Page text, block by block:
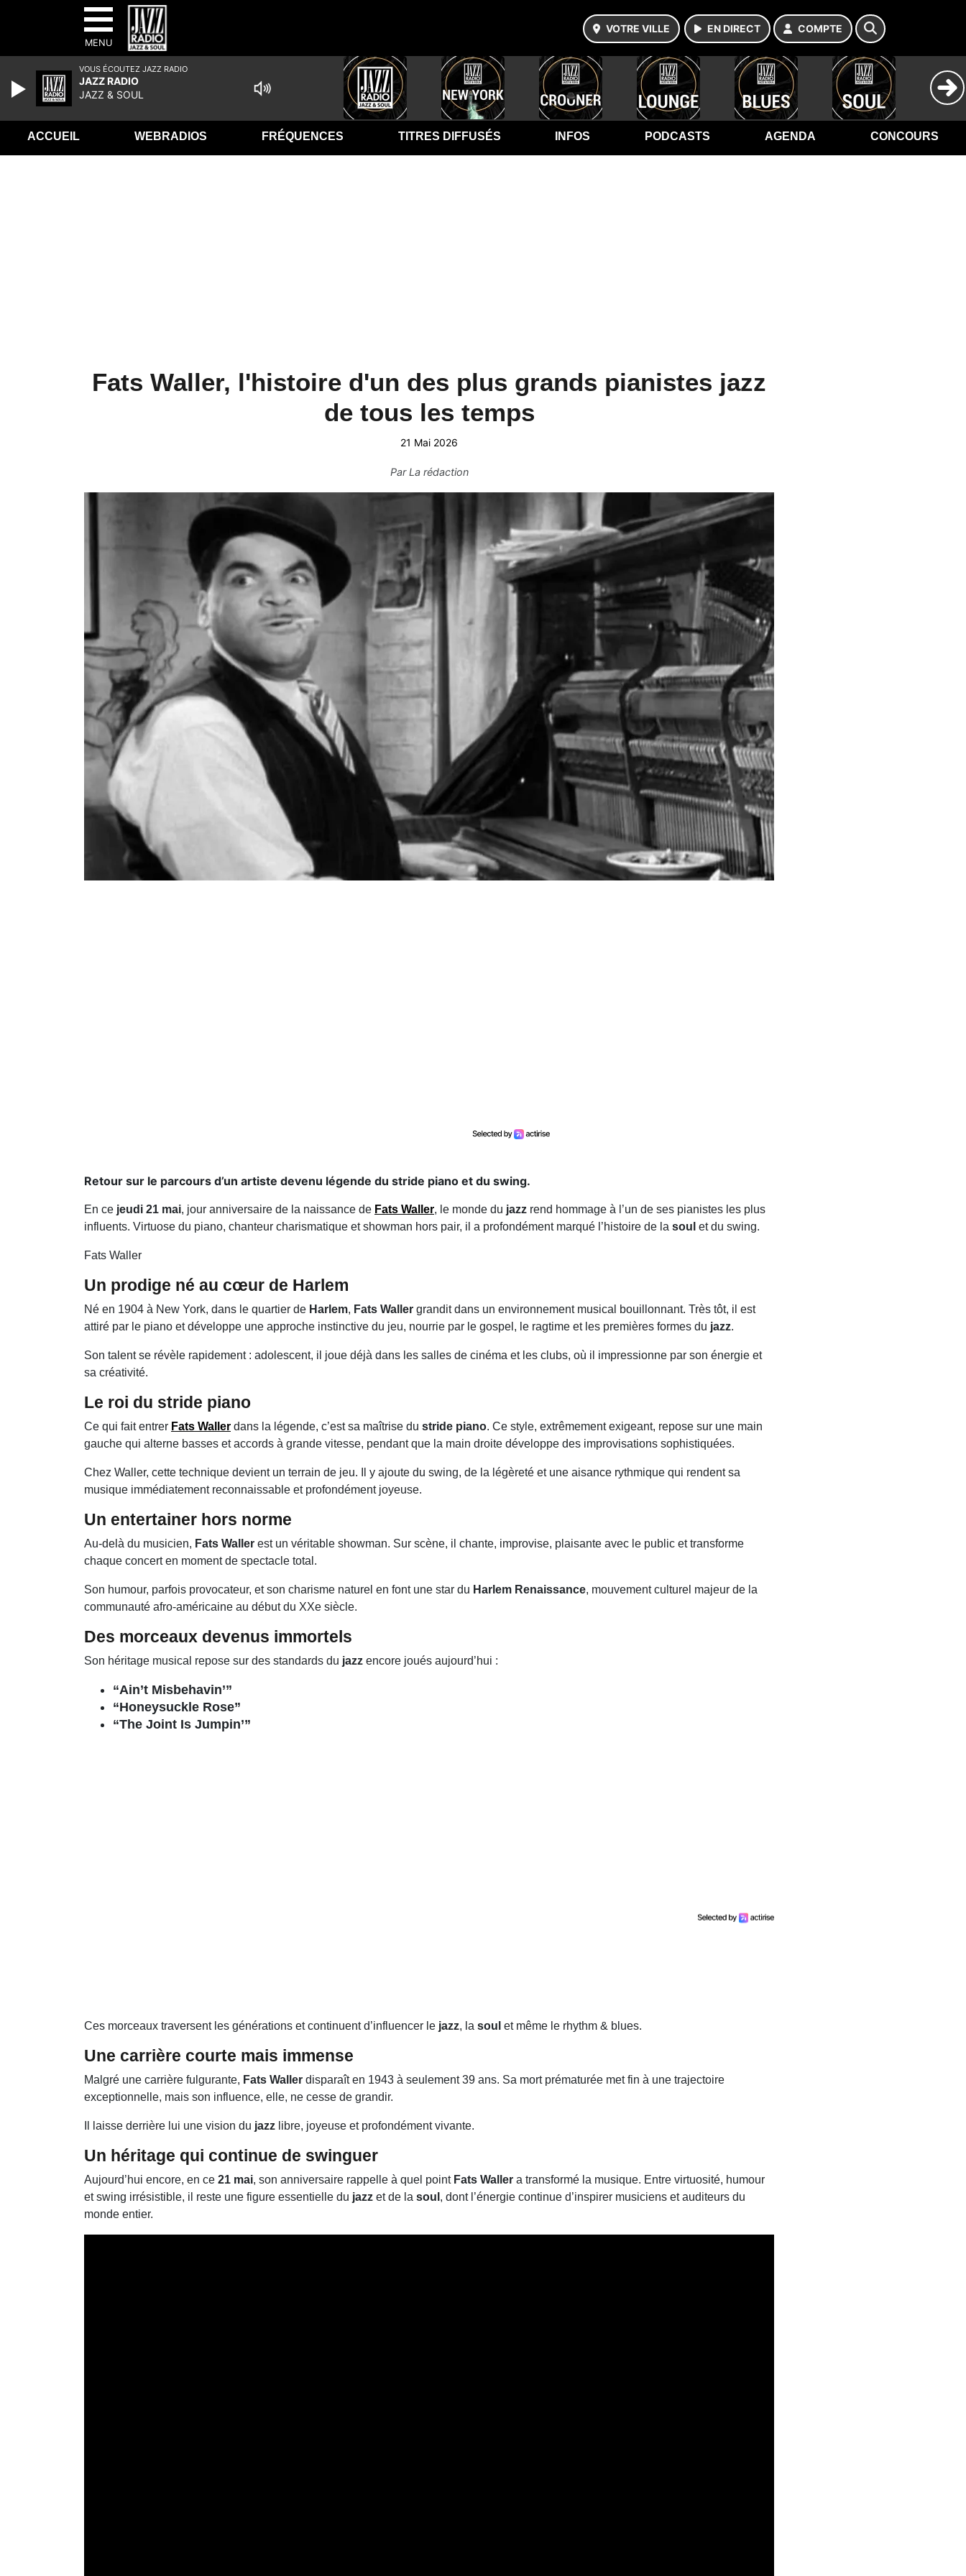
MENU
VOTRE VILLE EN DIRECT COMPTE
ACCUEIL WEBRADIOS FRÉQUENCES TITRES DIFFUSÉS INFOS PODCASTS AGENDA CONCOURS
Fats Waller, l'histoire d'un des plus grands pianistes jazz
de tous les temps
21 Mai 2026
ParLa rédaction
Retour sur le parcours d’un artiste devenu légende du stride piano et du swing.
En ce jeudi 21 mai, jour anniversaire de la naissance de Fats Waller, le monde du jazz rend hommage à l’un de ses pianistes les plus
influents. Virtuose du piano, chanteur charismatique et showman hors pair, il a profondément marqué l’histoire de la soul et du swing.
Fats Waller
Un prodige né au cœur de Harlem
Né en 1904 à New York, dans le quartier de Harlem, Fats Waller grandit dans un environnement musical bouillonnant. Très tôt, il est
attiré par le piano et développe une approche instinctive du jeu, nourrie par le gospel, le ragtime et les premières formes du jazz.
Son talent se révèle rapidement : adolescent, il joue déjà dans les salles de cinéma et les clubs, où il impressionne par son énergie et
sa créativité.
Le roi du stride piano
Ce qui fait entrer Fats Waller dans la légende, c’est sa maîtrise du stride piano. Ce style, extrêmement exigeant, repose sur une main
gauche qui alterne basses et accords à grande vitesse, pendant que la main droite développe des improvisations sophistiquées.
Chez Waller, cette technique devient un terrain de jeu. Il y ajoute du swing, de la légèreté et une aisance rythmique qui rendent sa
musique immédiatement reconnaissable et profondément joyeuse.
Un entertainer hors norme
Au-delà du musicien, Fats Waller est un véritable showman. Sur scène, il chante, improvise, plaisante avec le public et transforme
chaque concert en moment de spectacle total.
Son humour, parfois provocateur, et son charisme naturel en font une star du Harlem Renaissance, mouvement culturel majeur de la
communauté afro-américaine au début du XXe siècle.
Des morceaux devenus immortels
Son héritage musical repose sur des standards du jazz encore joués aujourd’hui :
“Ain’t Misbehavin’”
“Honeysuckle Rose”
“The Joint Is Jumpin’”
Ces morceaux traversent les générations et continuent d’influencer le jazz, la soul et même le rhythm & blues.
Une carrière courte mais immense
Malgré une carrière fulgurante, Fats Waller disparaît en 1943 à seulement 39 ans. Sa mort prématurée met fin à une trajectoire
exceptionnelle, mais son influence, elle, ne cesse de grandir.
Il laisse derrière lui une vision du jazz libre, joyeuse et profondément vivante.
Un héritage qui continue de swinguer
Aujourd’hui encore, en ce 21 mai, son anniversaire rappelle à quel point Fats Waller a transformé la musique. Entre virtuosité, humour
et swing irrésistible, il reste une figure essentielle du jazz et de la soul , dont l’énergie continue d’inspirer musiciens et auditeurs du
monde entier.
VOUS ÉCOUTEZ JAZZ RADIO
JAZZ RADIO
JAZZ & SOUL